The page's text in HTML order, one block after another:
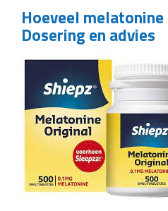
Hoeveel
Dosering en advies